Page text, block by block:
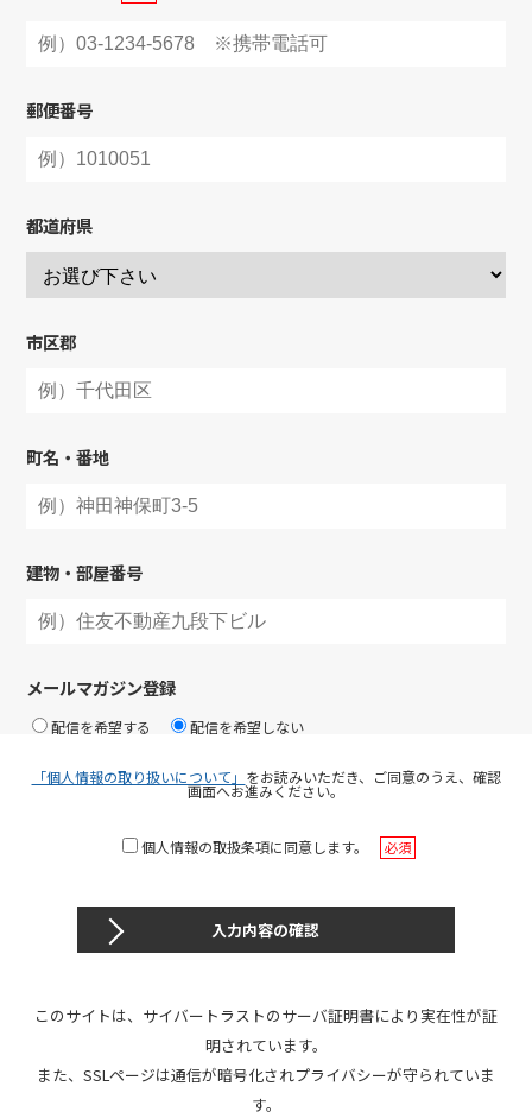
郵便番号
都道府県
市区郡
町名・番地
建物・部屋番号
メールマガジン登録
配信を希望する 配信を希望しない
「個人情報の取り扱いについて」 をお読みいただき、ご同意のうえ、確認
画面へお進みください。
個人情報の取扱条項に同意します。
入力内容の確認
このサイトは、サイバートラストのサーバ証明書により実在性が証
明されています。
また、SSLページは通信が暗号化されプライバシーが守られていま
す。